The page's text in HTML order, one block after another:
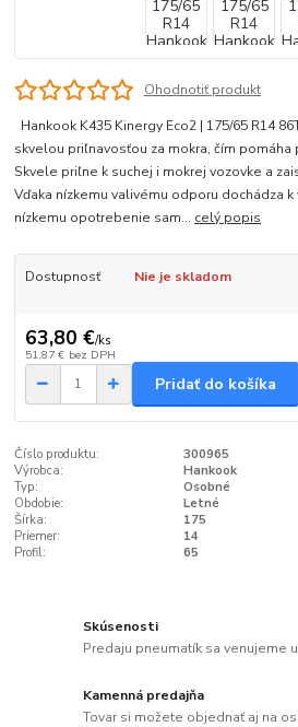
Ohodnotiť produkt
Hankook K435 Kinergy Eco2 | 175/65 R14
skvelou priľnavosťou za mokra, čím
Skvele priľne k suchej i mokrej vozovke a
Vďaka nízkemu valivému odporu dochádza
nízkemu opotrebenie sam... celý popis
Dostupnosť Nie je skladom
63,80 €/ks
51,87 € bez DPH
Pridať do košíka
Číslo produktu:
300965
Výrobca:
Hankook
Typ:
Osobné
Obdobie:
Letné
Šírka:
175
Priemer:
14
Profil:
65
Skúsenosti
Predaju pneumatík sa venujeme
Kamenná predajňa
Tovar si možete objednať aj na